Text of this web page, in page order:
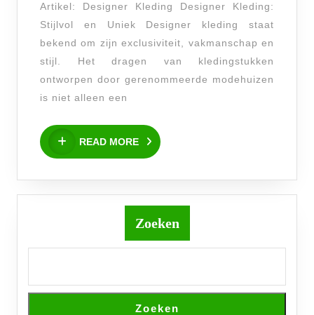
Mode
van
Artikel: Designer Kleding Designer Kleding:
Stijlvol en Uniek Designer kleding staat
bekend om zijn exclusiviteit, vakmanschap en
stijl. Het dragen van kledingstukken
ontworpen door gerenommeerde modehuizen
is niet alleen een
READ MORE
READ
MORE
Zoeken
Zoeken